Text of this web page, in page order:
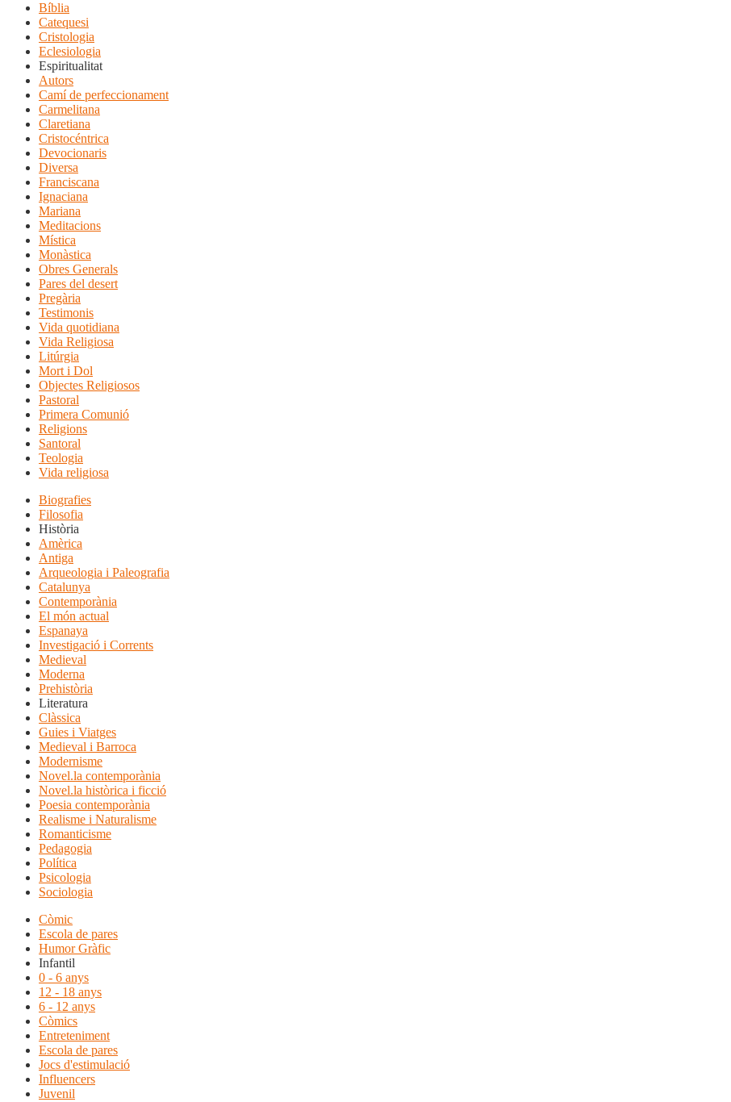
Bíblia
Catequesi
Cristologia
Eclesiologia
Espiritualitat
Autors
Camí de perfeccionament
Carmelitana
Claretiana
Cristocéntrica
Devocionaris
Diversa
Franciscana
Ignaciana
Mariana
Meditacions
Mística
Monàstica
Obres Generals
Pares del desert
Pregària
Testimonis
Vida quotidiana
Vida Religiosa
Litúrgia
Mort i Dol
Objectes Religiosos
Pastoral
Primera Comunió
Religions
Santoral
Teologia
Vida religiosa
Biografies
Filosofia
Història
Amèrica
Antiga
Arqueologia i Paleografia
Catalunya
Contemporània
El món actual
Espanaya
Investigació i Corrents
Medieval
Moderna
Prehistòria
Literatura
Clàssica
Guies i Viatges
Medieval i Barroca
Modernisme
Novel.la contemporània
Novel.la històrica i ficció
Poesia contemporània
Realisme i Naturalisme
Romanticisme
Pedagogia
Política
Psicologia
Sociologia
Còmic
Escola de pares
Humor Gràfic
Infantil
0 - 6 anys
12 - 18 anys
6 - 12 anys
Còmics
Entreteniment
Escola de pares
Jocs d'estimulació
Influencers
Juvenil